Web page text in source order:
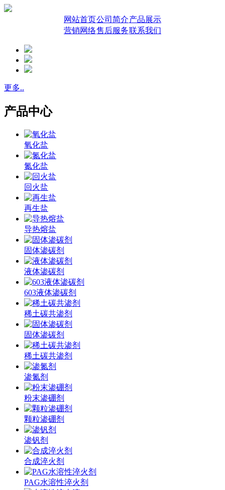
网站首页公司简介产品展示
营销网络售后服务联系我们
更多..
产品中心
氧化盐
氮化盐
回火盐
再生盐
导热熔盐
固体渗碳剂
液体渗碳剂
603液体渗碳剂
稀土碳共渗剂
固体渗碳剂
稀土碳共渗剂
渗氮剂
粉末渗硼剂
颗粒渗硼剂
渗钒剂
合成淬火剂
PAG水溶性淬火剂